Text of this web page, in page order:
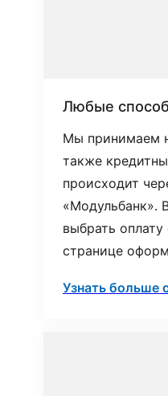
Любые
Мы принимаем
также
происходит
«Модульбанк».
выбрать оплату
странице
Узнать больше